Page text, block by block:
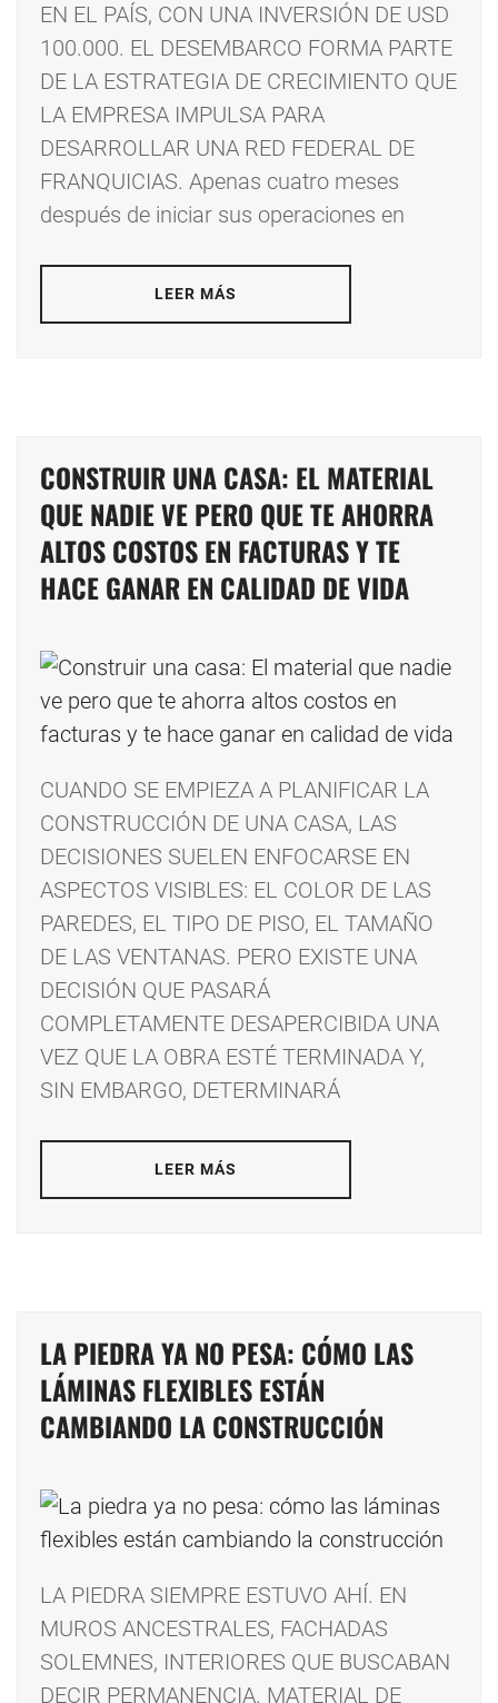
EN EL PAÍS, CON UNA INVERSIÓN DE USD
100.000. EL DESEMBARCO FORMA PARTE
DE LA ESTRATEGIA DE CRECIMIENTO QUE
LA EMPRESA IMPULSA PARA
DESARROLLAR UNA RED FEDERAL DE
FRANQUICIAS. Apenas cuatro meses
después de iniciar sus operaciones en
LEER MÁS
CONSTRUIR UNA CASA: EL MATERIAL
QUE NADIE VE PERO QUE TE AHORRA
ALTOS COSTOS EN FACTURAS Y TE
HACE GANAR EN CALIDAD DE VIDA
CUANDO SE EMPIEZA A PLANIFICAR LA
CONSTRUCCIÓN DE UNA CASA, LAS
DECISIONES SUELEN ENFOCARSE EN
ASPECTOS VISIBLES: EL COLOR DE LAS
PAREDES, EL TIPO DE PISO, EL TAMAÑO
DE LAS VENTANAS. PERO EXISTE UNA
DECISIÓN QUE PASARÁ
COMPLETAMENTE DESAPERCIBIDA UNA
VEZ QUE LA OBRA ESTÉ TERMINADA Y,
SIN EMBARGO, DETERMINARÁ
LEER MÁS
LA PIEDRA YA NO PESA: CÓMO LAS
LÁMINAS FLEXIBLES ESTÁN
CAMBIANDO LA CONSTRUCCIÓN
LA PIEDRA SIEMPRE ESTUVO AHÍ. EN
MUROS ANCESTRALES, FACHADAS
SOLEMNES, INTERIORES QUE BUSCABAN
DECIR PERMANENCIA. MATERIAL DE